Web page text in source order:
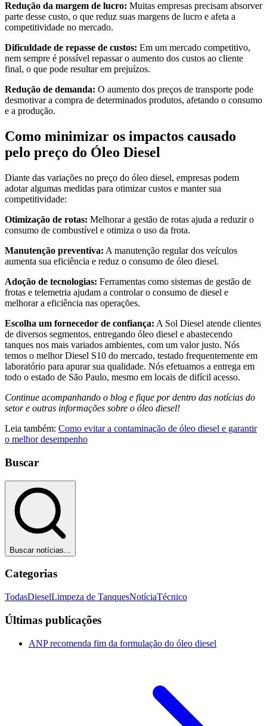
Redução da margem de lucro: Muitas empresas precisam absorver
parte desse custo, o que reduz suas margens de lucro e afeta a
competitividade no mercado.
Dificuldade de repasse de custos: Em um mercado competitivo,
nem sempre é possível repassar o aumento dos custos ao cliente
final, o que pode resultar em prejuízos.
Redução de demanda: O aumento dos preços de transporte pode
desmotivar a compra de determinados produtos, afetando o consumo
e a produção.
Como minimizar os impactos causado
pelo preço do Óleo Diesel
Diante das variações no preço do óleo diesel, empresas podem
adotar algumas medidas para otimizar custos e manter sua
competitividade:
Otimização de rotas: Melhorar a gestão de rotas ajuda a reduzir o
consumo de combustível e otimiza o uso da frota.
Manutenção preventiva: A manutenção regular dos veículos
aumenta sua eficiência e reduz o consumo de óleo diesel.
Adoção de tecnologias: Ferramentas como sistemas de gestão de
frotas e telemetria ajudam a controlar o consumo de diesel e
melhorar a eficiência nas operações.
Escolha um fornecedor de confiança: A Sol Diesel atende clientes
de diversos segmentos, entregando óleo diesel e abastecendo
tanques nos mais variados ambientes, com um valor justo. Nós
temos o melhor Diesel S10 do mercado, testado frequentemente em
laboratório para apurar sua qualidade. Nós efetuamos a entrega em
todo o estado de São Paulo, mesmo em locais de difícil acesso.
Continue acompanhando o blog e fique por dentro das notícias do
setor e outras informações sobre o óleo diesel!
Leia também: Como evitar a contaminação de óleo diesel e garantir
o melhor desempenho
Buscar
Buscar notícias...
Categorias
TodasDieselLimpeza de TanquesNotíciaTécnico
Últimas publicações
ANP recomenda fim da formulação do óleo diesel